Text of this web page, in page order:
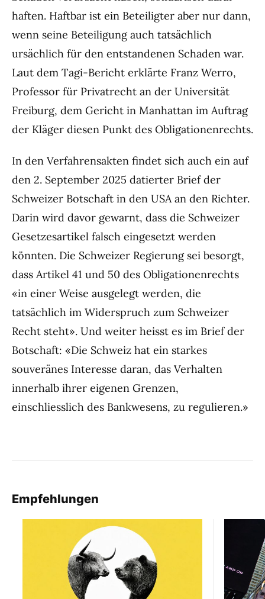
haften. Haftbar ist ein Beteiligter aber nur dann,
wenn seine Beteiligung auch tatsächlich
ursächlich für den entstandenen Schaden war.
Laut dem Tagi-Bericht erklärte Franz Werro,
Professor für Privatrecht an der Universität
Freiburg, dem Gericht in Manhattan im Auftrag
der Kläger diesen Punkt des Obligationenrechts.
In den Verfahrensakten findet sich auch ein auf
den 2. September 2025 datierter Brief der
Schweizer Botschaft in den USA an den Richter.
Darin wird davor gewarnt, dass die Schweizer
Gesetzesartikel falsch eingesetzt werden
könnten. Die Schweizer Regierung sei besorgt,
dass Artikel 41 und 50 des Obligationenrechts
«in einer Weise ausgelegt werden, die
tatsächlich im Widerspruch zum Schweizer
Recht steht». Und weiter heisst es im Brief der
Botschaft: «Die Schweiz hat ein starkes
souveränes Interesse daran, das Verhalten
innerhalb ihrer eigenen Grenzen,
einschliesslich des Bankwesens, zu regulieren.»
Empfehlungen